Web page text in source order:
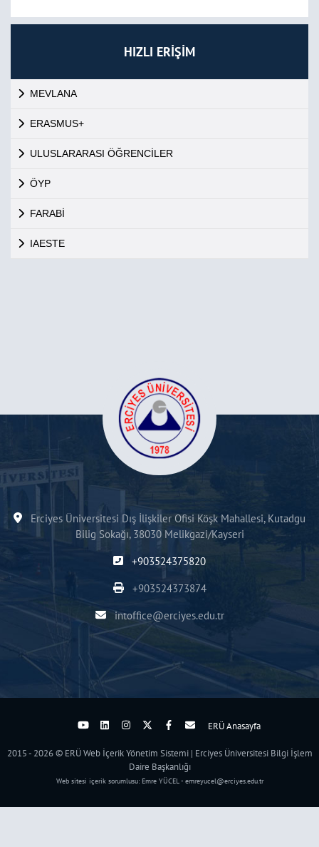
HIZLI ERİŞİM
MEVLANA
ERASMUS+
ULUSLARARASI ÖĞRENCİLER
ÖYP
FARABİ
IAESTE
Erciyes Üniversitesi Dış İlişkiler Ofisi Köşk Mahallesi, Kutadgu
Bilig Sokağı, 38030 Melikgazi/Kayseri
+903524375820
+903524373874
intoffice@erciyes.edu.tr
ERÜ Anasayfa
2015 - 2026 © ERÜ Web İçerik Yönetim Sistemi | Erciyes Üniversitesi Bilgi İşlem
Daire Başkanlığı
Web sitesi içerik sorumlusu: Emre YÜCEL - emreyucel@erciyes.edu.tr